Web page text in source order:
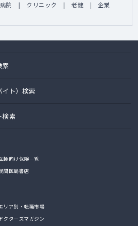
病院 クリニック 老健 企業
索
イト）検索
検索
師向け保険一覧
間医局書店
リア別・転職市場
ドクターズマガジン